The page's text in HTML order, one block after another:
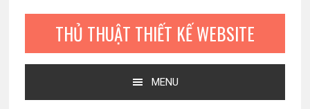
THỦ THUẬT THIẾT KẾ WEBSITE
MENU